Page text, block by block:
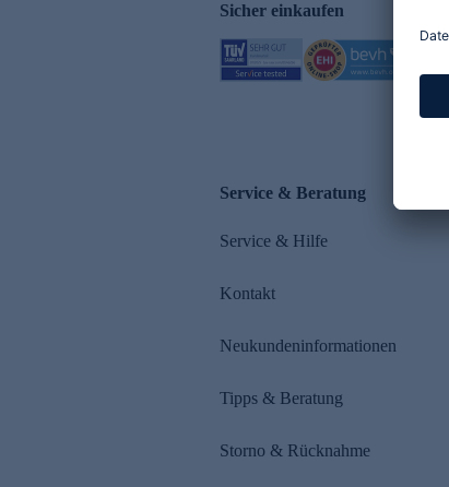
Sicher einkaufen
Service & Beratung
Service & Hilfe
Kontakt
Neukundeninformationen
Tipps & Beratung
Storno & Rücknahme